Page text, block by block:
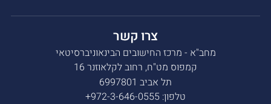
צרו קשר
מחב"א - מרכז החישובים הבינאוניברסיטאי
קמפוס מט"ח, רחוב לקלאוזנר 16
תל אביב 6997801
טלפון: 972-3-646-0555+